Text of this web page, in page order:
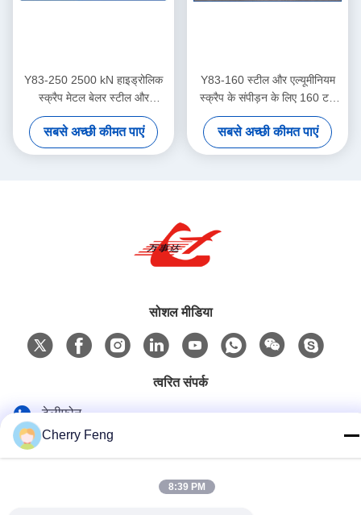
Y83-250 2500 kN हाइड्रोलिक
स्क्रैप मेटल बेलर स्टील और
एल्यूमीनियम स्क्रैप संपीड़न के लिए
सबसे अच्छी कीमत पाएं
Y83-160 स्टील और एल्यूमीनियम
स्क्रैप के संपीड़न के लिए 160 टन
हाइड्रोलिक मेटल बॉलर
सबसे अच्छी कीमत पाएं
सोशल मीडिया
त्वरित संपर्क
टेलीफोन
86-135-84177887
sales@balerofchina.com
Cherry Feng
8:39 PM